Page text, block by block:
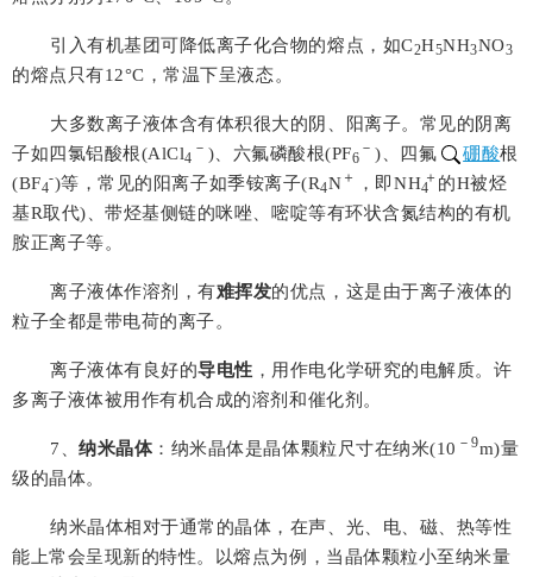
引入有机基团可降低离子化合物的熔点，如C2H5NH3NO3
的熔点只有12°C ，常温下呈液态。
大多数离子液体含有体积很大的阴、阳离子。常见的阴离
子如四氯铝酸根(AlCl4
－ )、六氟磷酸根(PF6
－ )、四氟 硼酸根
(BF4
‑)等，常见的阳离子如季铵离子(R4N ＋ ，即NH4 的H被烃
基R取代)、带烃基侧链的咪唑、嘧啶等有环状含氮结构的有机
胺正离子等。
离子液体作溶剂，有难挥发的优点，这是由于离子液体的
粒子全都是带电荷的离子。
离子液体有良好的导电性 ，用作电化学研究的电解质。许
多离子液体被用作有机合成的溶剂和催化剂。
7 、纳米晶体 ：纳米晶体是晶体颗粒尺寸在纳米(10 －9m)量
级的晶体。
纳米晶体相对于通常的晶体，在声、光、电、磁、热等性
能上常会呈现新的特性。以熔点为例，当晶体颗粒小至纳米量